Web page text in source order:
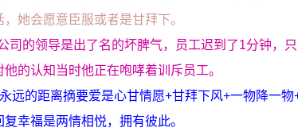
她会愿意臣服或者是甘拜下。
的领导是出了名的坏脾气，员工迟到了1分钟，
的认知当时他正在咆哮着训斥员工。
远的距离摘要爱是心甘情愿+甘拜下风+一物降一物
幸福是两情相悦，拥有彼此。